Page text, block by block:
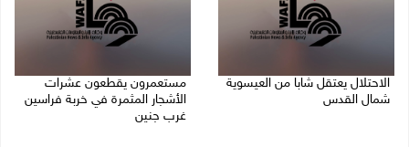
الاحتلال يعتقل شابا من العيسوية
شمال القدس
مستعمرون يقطعون عشرات
الأشجار المثمرة في خربة فراسين
غرب جنين